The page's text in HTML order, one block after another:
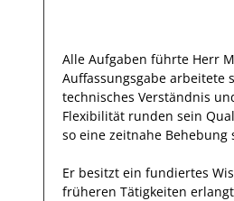
Alle Aufgaben führte Herr
Auffassungsgabe arbeitete
technisches Verständnis
Flexibilität runden sein
so eine zeitnahe Behebung
Er besitzt ein fundiertes
früheren Tätigkeiten